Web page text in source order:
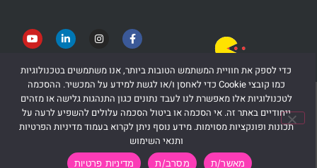
מדיניות פרטיות
כדי לספק את חוויית המשתמש הטובות ביותר, אנו משתמשים בטכנולוגיות
כמו קובצי Cookie כדי לאחסן ו/או לגשת למידע על המכשיר. ההסכמה
לטכנולוגיות אלו מאפשרת לנו לעבד נתונים כגון התנהגות גלישה או מזהים
ייחודיים באתר זה. אי הסכמה או ביטול הסכמה עלולים להשפיע לרעה על
תכונות ופונקציות מסוימות. מידע נוסף ניתן לקרוא בעמוד מדיניות הפרטיות
ותנאי השימוש
מאשר/ת מסרב/ת מדיניות פרטיות